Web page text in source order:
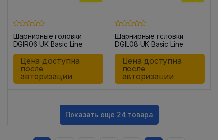
Шарнирные головки
DGIR06 UK Basic Line
Цена доступна
после
авторизации
Шарнирные головки
DGIL08 UK Basic Line
Цена доступна
после
авторизации
Показать еще 24 товара